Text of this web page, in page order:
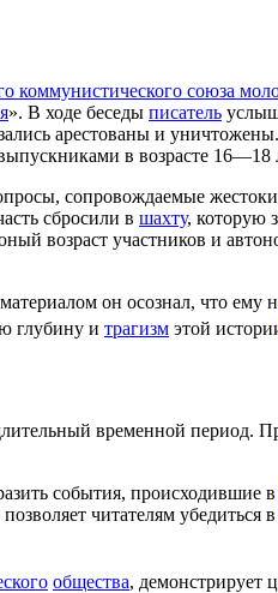
коммунистического союза
». В ходе беседы писатель
арестованы и
в возрасте 16—18
сопровождаемые
сбросили в шахту, которую
возраст участников и
он осознал, что ему
глубину и трагизм этой
временной период.
события, происходившие в
читателям убедиться
общества, демонстрирует